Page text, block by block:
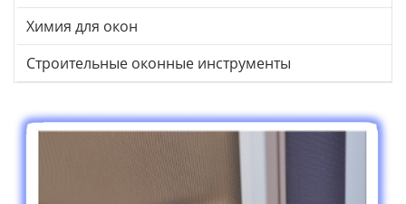
Химия для окон
Строительные оконные инструменты